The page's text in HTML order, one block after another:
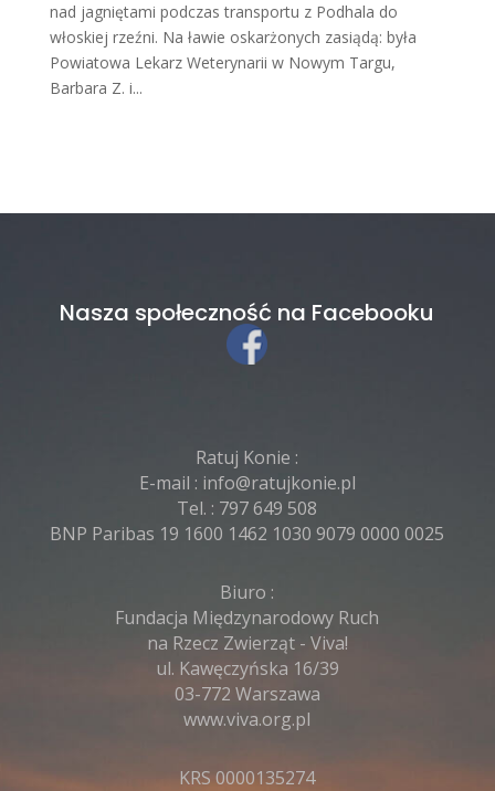
nad jagniętami podczas transportu z Podhala do
włoskiej rzeźni. Na ławie oskarżonych zasiądą: była
Powiatowa Lekarz Weterynarii w Nowym Targu,
Barbara Z. i...
Nasza społeczność na Facebooku
Ratuj Konie :
E-mail : info@ratujkonie.pl
Tel. : 797 649 508
BNP Paribas 19 1600 1462 1030 9079 0000 0025
Biuro :
Fundacja Międzynarodowy Ruch
na Rzecz Zwierząt - Viva!
ul. Kawęczyńska 16/39
03-772 Warszawa
www.viva.org.pl
KRS 0000135274